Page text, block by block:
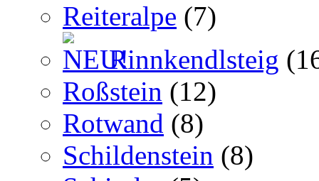
Reiteralpe (7)
Rinnkendlsteig
Roßstein (12)
Rotwand (8)
Schildenstein (8)